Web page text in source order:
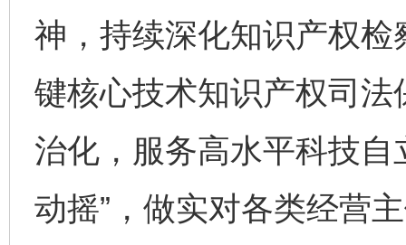
神，持续深化知识产权
键核心技术知识产权司
治化，服务高水平科技自
动摇”，做实对各类经营